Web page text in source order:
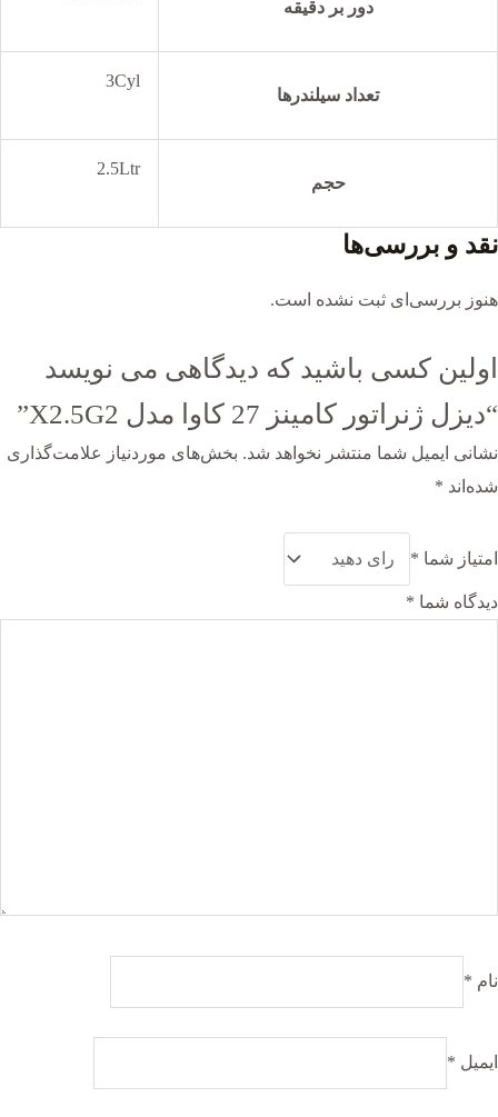
دور بر دقیقه
تعداد سیلندرها
3Cyl
حجم
2.5Ltr
نقد و بررسی‌ها
هنوز بررسی‌ای ثبت نشده است.
اولین کسی باشید که دیدگاهی می نویسد
“دیزل ژنراتور کامینز 27 کاوا مدل X2.5G2”
نشانی ایمیل شما منتشر نخواهد شد. بخش‌های موردنیاز علامت‌گذاری
شده‌اند *
امتیاز شما *
دیدگاه شما *
نام *
ایمیل *